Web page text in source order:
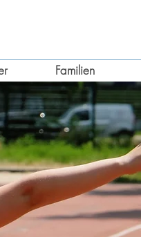
Familien